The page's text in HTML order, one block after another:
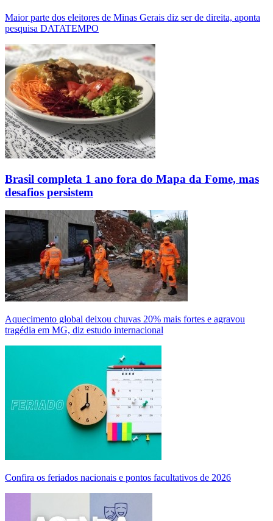
Maior parte dos eleitores de Minas Gerais diz ser de direita, aponta
pesquisa DATATEMPO
Brasil completa 1 ano fora do Mapa da Fome, mas
desafios persistem
Aquecimento global deixou chuvas 20% mais fortes e agravou
tragédia em MG, diz estudo internacional
Confira os feriados nacionais e pontos facultativos de 2026